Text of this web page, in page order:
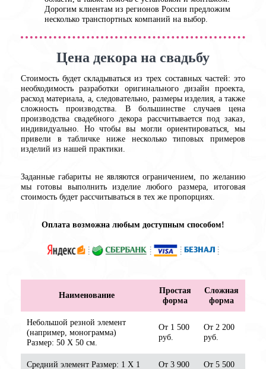
Дорогим клиентам из регионов России предложим
несколько транспортных компаний на выбор.
Цена декора на свадьбу
Стоимость будет складываться из трех составных частей: это
необходимость разработки оригинального дизайн проекта,
расход материала, а, следовательно, размеры изделия, а также
сложность производства. В большинстве случаев цена
производства свадебного декора рассчитывается под заказ,
индивидуально. Но чтобы вы могли ориентироваться, мы
привели в табличке ниже несколько типовых примеров
изделий из нашей практики.
Заданные габариты не являются ограничением, по желанию
мы готовы выполнить изделие любого размера, итоговая
стоимость будет рассчитываться в тех же пропорциях.
Оплата возможна любым доступным способом!
Наименование
Простая
форма
Сложная
форма
Небольшой резной элемент
(например, монограмма)
Размер: 50 Х 50 см.
От 1 500
руб.
От 2 200
руб.
Средний элемент Размер: 1 Х 1 От 3 900 От 5 500